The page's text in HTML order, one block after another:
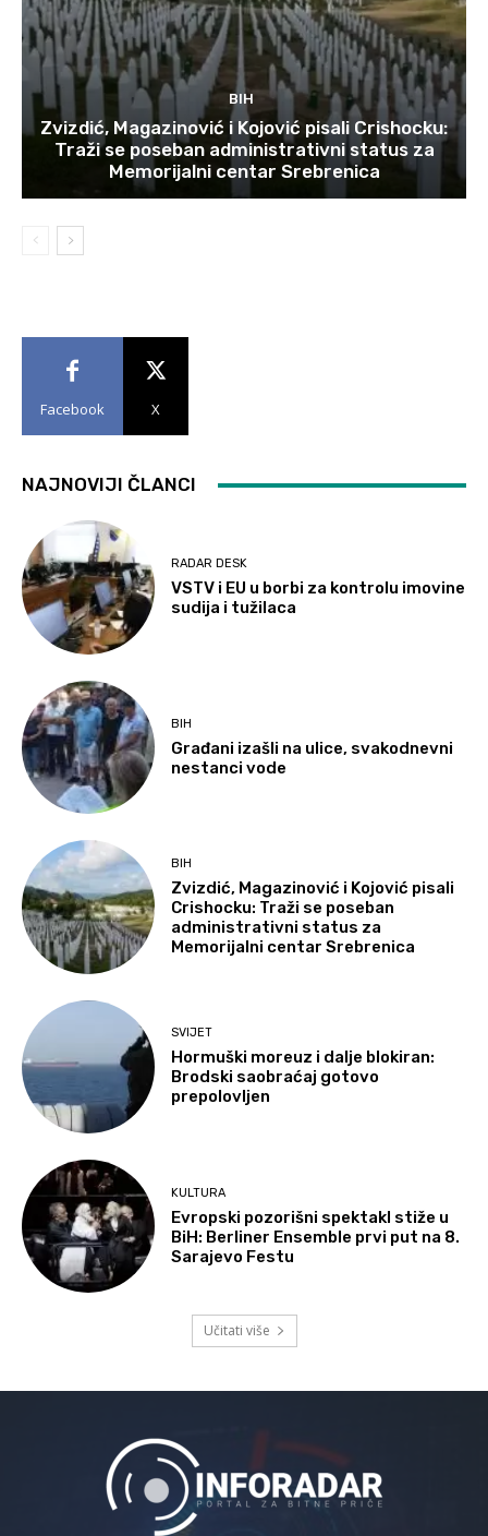
BIH
Zvizdić, Magazinović i Kojović pisali Crishocku:
Traži se poseban administrativni status za
Memorijalni centar Srebrenica
Facebook X
NAJNOVIJI ČLANCI
RADAR DESK
VSTV i EU u borbi za kontrolu imovine
sudija i tužilaca
BIH
Građani izašli na ulice, svakodnevni
nestanci vode
BIH
Zvizdić, Magazinović i Kojović pisali
Crishocku: Traži se poseban
administrativni status za
Memorijalni centar Srebrenica
SVIJET
Hormuški moreuz i dalje blokiran:
Brodski saobraćaj gotovo
prepolovljen
KULTURA
Evropski pozorišni spektakl stiže u
BiH: Berliner Ensemble prvi put na 8.
Sarajevo Festu
Učitati više